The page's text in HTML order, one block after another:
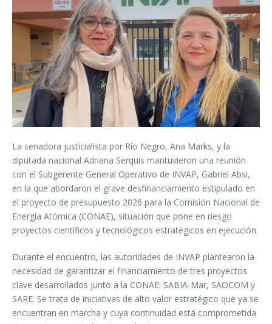
La senadora justicialista por Río Negro, Ana Marks, y la
diputada nacional Adriana Serquis mantuvieron una reunión
con el Subgerente General Operativo de INVAP, Gabriel Absi,
en la que abordaron el grave desfinanciamiento estipulado en
el proyecto de presupuesto 2026 para la Comisión Nacional de
Energía Atómica (CONAE), situación que pone en riesgo
proyectos científicos y tecnológicos estratégicos en ejecución.
Durante el encuentro, las autoridades de INVAP plantearon la
necesidad de garantizar el financiamiento de tres proyectos
clave desarrollados junto a la CONAE: SABIA-Mar, SAOCOM y
SARE. Se trata de iniciativas de alto valor estratégico que ya se
encuentran en marcha y cuya continuidad está comprometida